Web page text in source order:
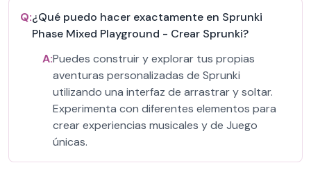
Q:¿Qué puedo hacer exactamente en Sprunki
Phase Mixed Playground - Crear Sprunki?
A:Puedes construir y explorar tus propias
aventuras personalizadas de Sprunki
utilizando una interfaz de arrastrar y soltar.
Experimenta con diferentes elementos para
crear experiencias musicales y de Juego
únicas.